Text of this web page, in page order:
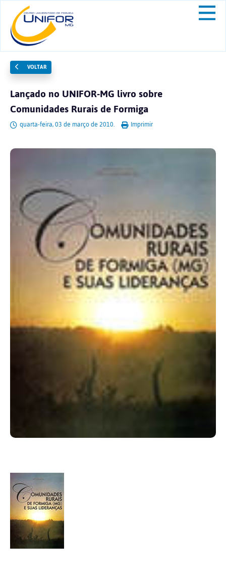
VOLTAR
Lançado no UNIFOR-MG livro sobre
Comunidades Rurais de Formiga
quarta-feira, 03 de março de 2010. Imprimir